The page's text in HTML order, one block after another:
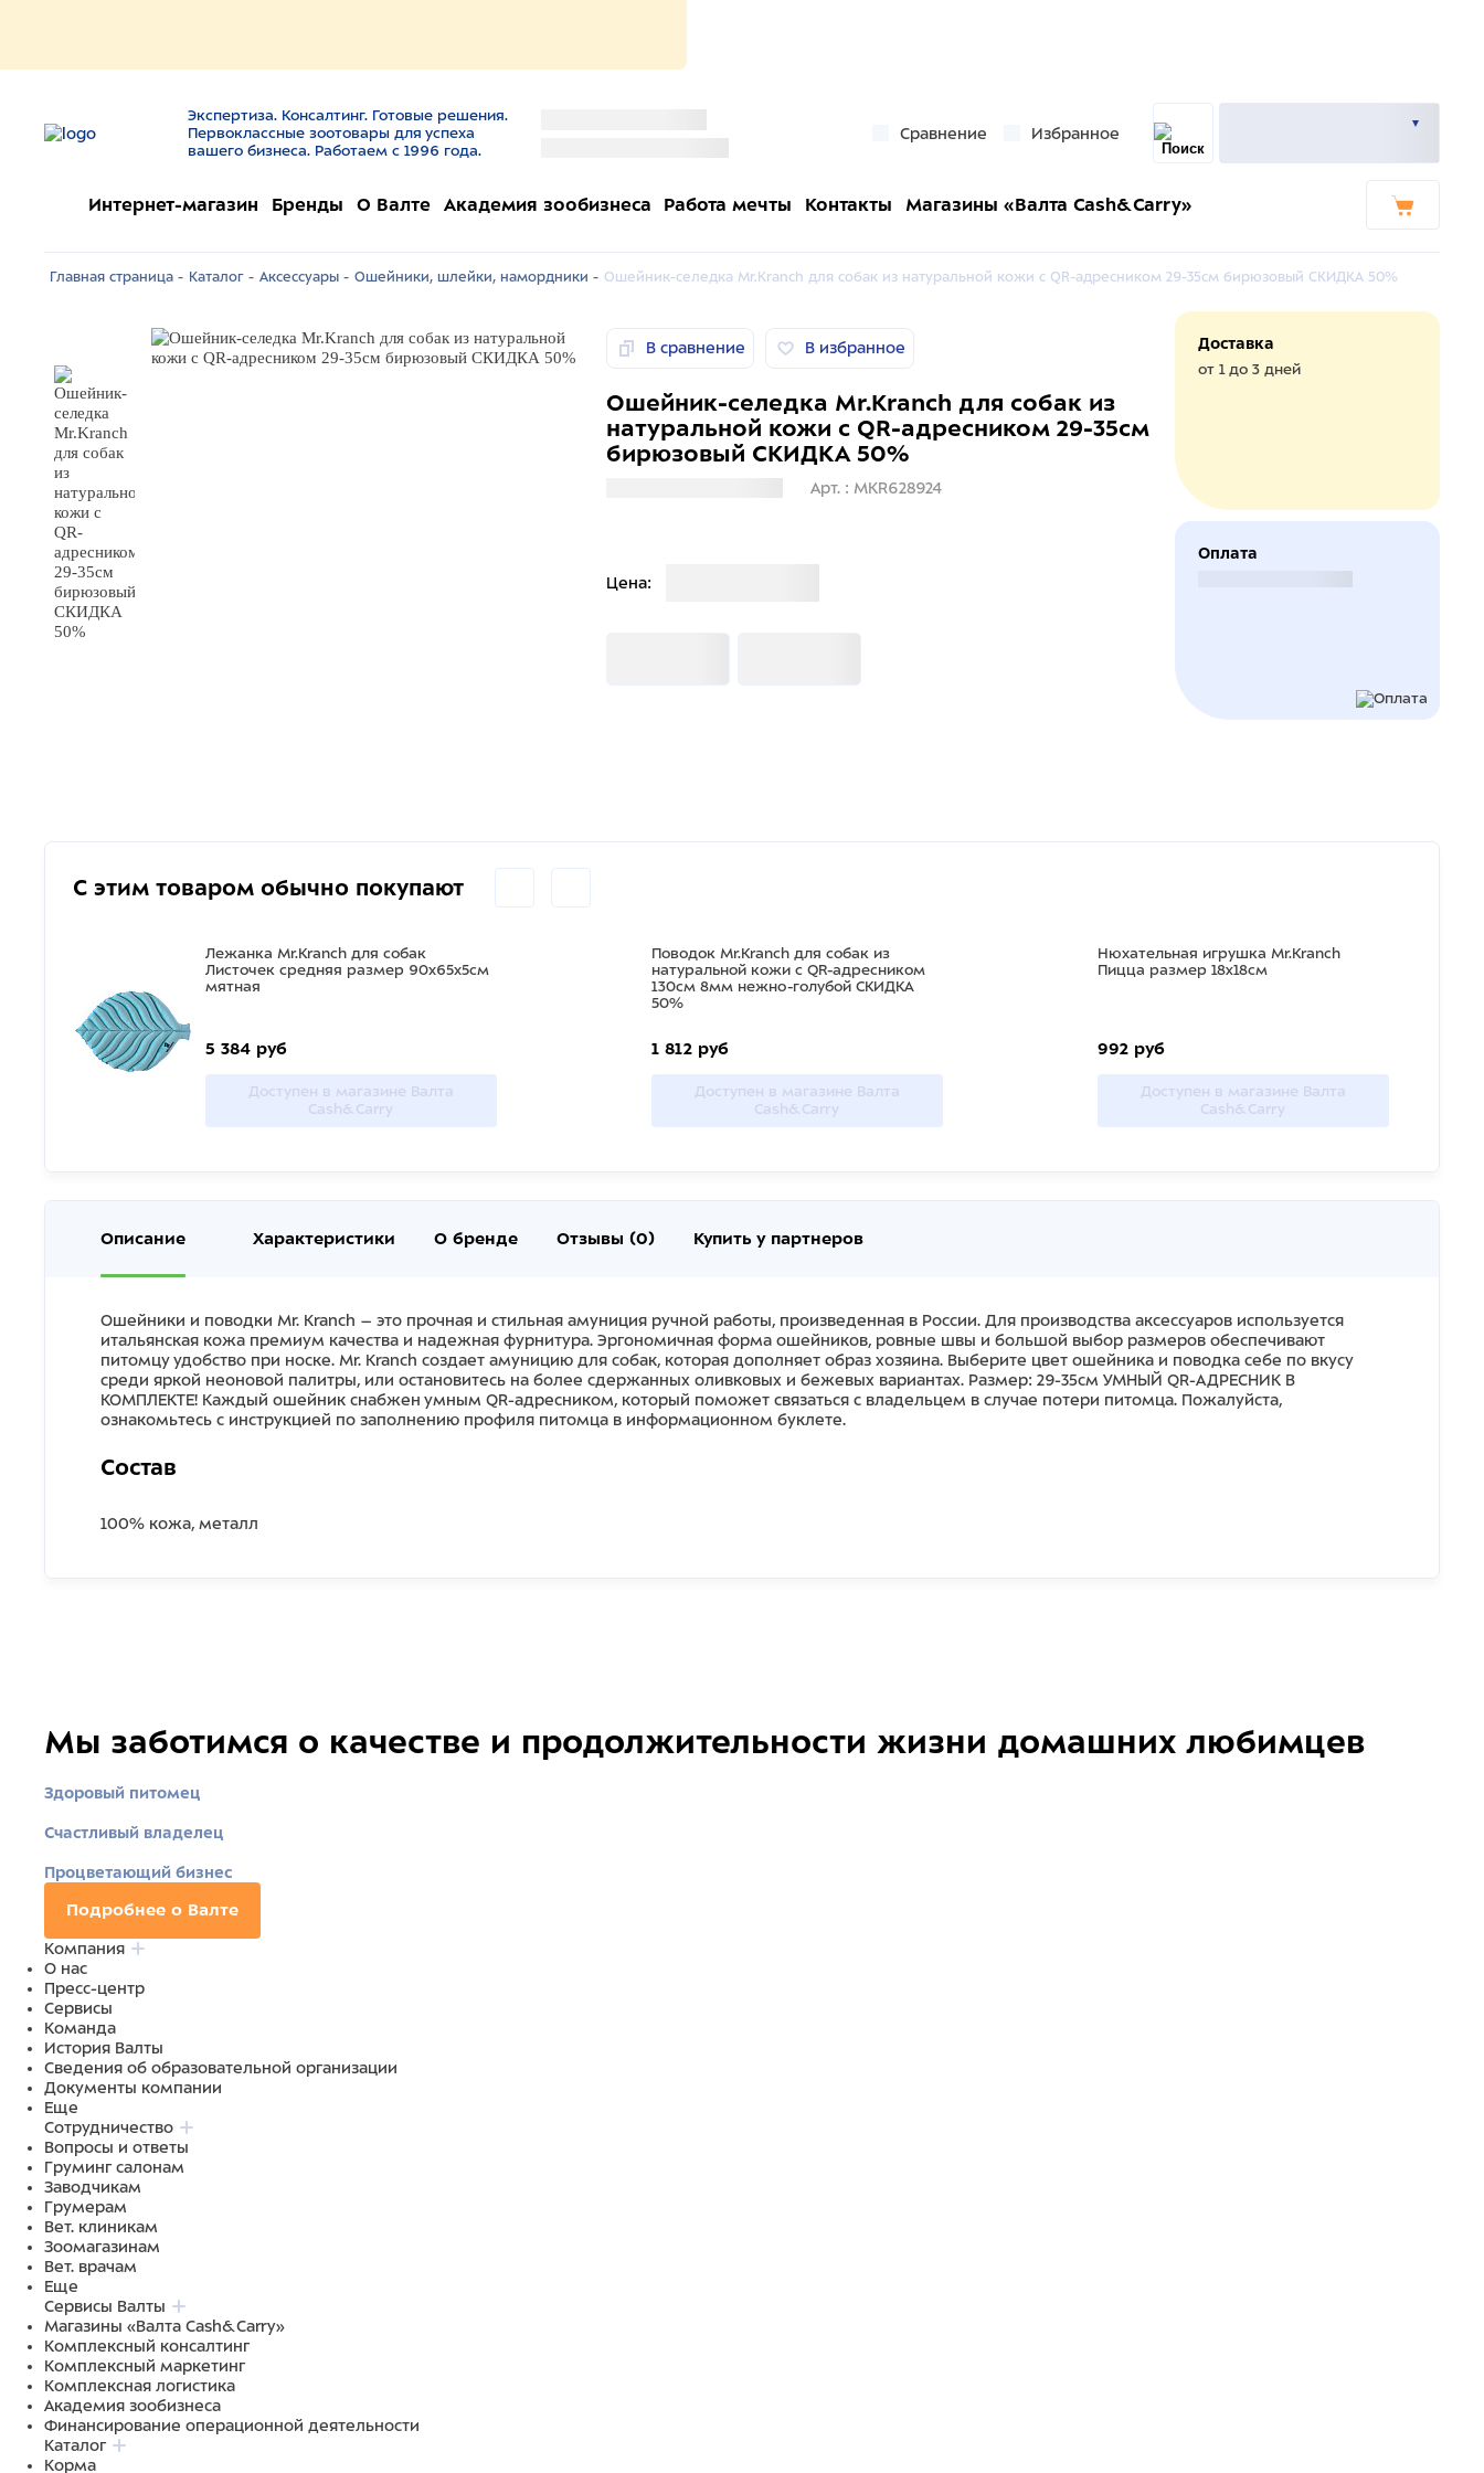
Экспертиза. Консалтинг. Готовые решения.
Первоклассные зоотовары для успеха
вашего бизнеса. Работаем с 1996 года.
Сравнение Избранное
Интернет-магазин Бренды О Валте Академия зообизнеса Работа мечты Контакты Магазины «Валта Cash&Carry»
Главная страница - Каталог - Аксессуары - Ошейники, шлейки, намордники - Ошейник-селедка Mr.Kranch для собак из натуральной кожи с QR-адресником 29-35см бирюзовый СКИДКА 50%
В сравнение В избранное
Ошейник-селедка Mr.Kranch для собак из
натуральной кожи с QR-адресником 29-35см
бирюзовый СКИДКА 50%
Арт. : MKR628924
Цена:
Доставка
от 1 до 3 дней
Оплата
С этим товаром обычно покупают
Лежанка Mr.Kranch для собак
Листочек средняя размер 90х65х5см
мятная
5 384 руб
Доступен в магазине Валта
Cash&Carry
Поводок Mr.Kranch для собак из
натуральной кожи с QR-адресником
130см 8мм нежно-голубой СКИДКА
50%
1 812 руб
Доступен в магазине Валта
Cash&Carry
Нюхательная игрушка Mr.Kranch
Пицца размер 18x18см
992 руб
Доступен в магазине Валта
Cash&Carry
Описание Характеристики О бренде Отзывы (0) Купить у партнеров
Ошейники и поводки Mr. Kranch – это прочная и стильная амуниция ручной работы, произведенная в России. Для производства аксессуаров используется
итальянская кожа премиум качества и надежная фурнитура. Эргономичная форма ошейников, ровные швы и большой выбор размеров обеспечивают
питомцу удобство при носке. Mr. Kranch создает амуницию для собак, которая дополняет образ хозяина. Выберите цвет ошейника и поводка себе по вкусу
среди яркой неоновой палитры, или остановитесь на более сдержанных оливковых и бежевых вариантах. Размер: 29-35см УМНЫЙ QR-АДРЕСНИК В
КОМПЛЕКТЕ! Каждый ошейник снабжен умным QR-адресником, который поможет связаться с владельцем в случае потери питомца. Пожалуйста,
ознакомьтесь с инструкцией по заполнению профиля питомца в информационном буклете.
Состав
100% кожа, металл
Мы заботимся о качестве и продолжительности жизни домашних любимцев
Здоровый питомец
Счастливый владелец
Процветающий бизнес
Подробнее о Валте
Компания
О нас
Пресс-центр
Сервисы
Команда
История Валты
Сведения об образовательной организации
Документы компании
Еще
Сотрудничество
Вопросы и ответы
Груминг салонам
Заводчикам
Грумерам
Вет. клиникам
Зоомагазинам
Вет. врачам
Еще
Сервисы Валты
Магазины «Валта Cash&Carry»
Комплексный консалтинг
Комплексный маркетинг
Комплексная логистика
Академия зообизнеса
Финансирование операционной деятельности
Каталог
Корма